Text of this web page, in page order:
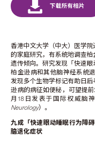
香港中文大学（中大）医学院
的家庭研究，有系统地调查
遗传倾向。研究发现「快速
柏金逊病和其他脑神经系统
发现多个生物学标记有助日
逊病的病征如便秘，可望提
月18日发表于国际权威脑
Neurology）。
九成「快速眼动睡眠行为障
脑退化症状